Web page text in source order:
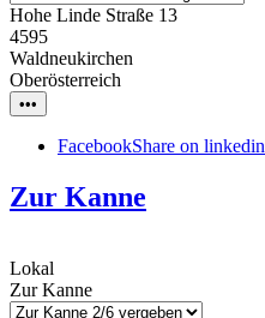
Hohe Linde Straße 13
4595
Waldneukirchen
Oberösterreich
•••
FacebookShare on linkedin
Zur Kanne
Lokal
Zur Kanne